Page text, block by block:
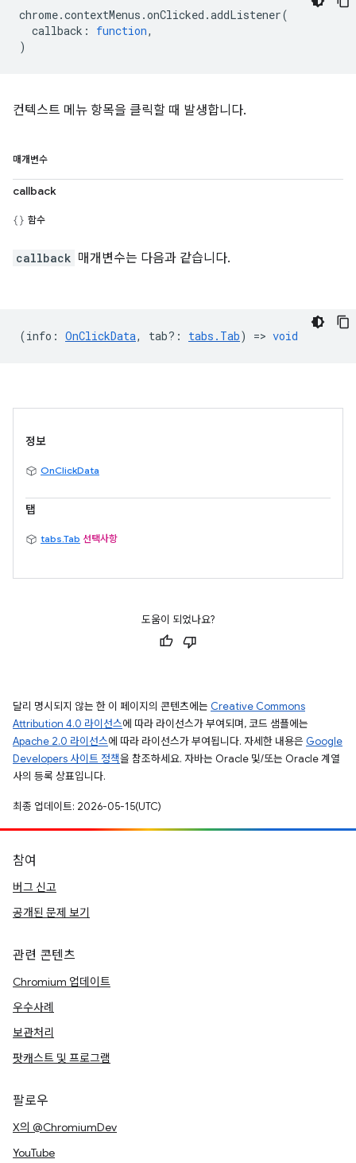
chrome.contextMenus .onClicked .addListener(
callback : function,
)
컨텍스트 메뉴 항목을 클릭할 때 발생합니다.
매개변수
callback
함수
callback 매개변수는 다음과 같습니다.
(info : OnClickData, tab? : tabs.Tab) => void
정보
OnClickData
탭
tabs.Tab 선택사항
도움이 되었나요?
달리 명시되지 않는 한 이 페이지의 콘텐츠에는 Creative Commons
Attribution 4.0 라이선스에 따라 라이선스가 부여되며, 코드 샘플에는
Apache 2.0 라이선스에 따라 라이선스가 부여됩니다. 자세한 내용은 Google
Developers 사이트 정책을 참조하세요. 자바는 Oracle 및/또는 Oracle 계열
사의 등록 상표입니다.
최종 업데이트: 2026-05-15(UTC)
참여
버그 신고
공개된 문제 보기
관련 콘텐츠
Chromium 업데이트
우수사례
보관처리
팟캐스트 및 프로그램
팔로우
X의 @ChromiumDev
YouTube